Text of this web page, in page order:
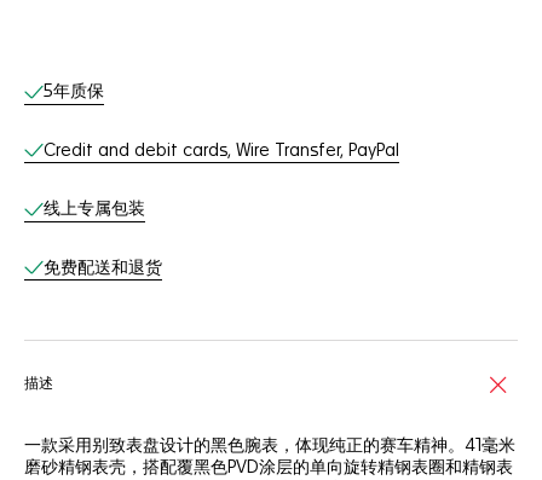
线上服务
5年质保
Credit and debit cards, Wire Transfer, PayPal
线上专属包装
免费配送和退货
描述
一款采用别致表盘设计的黑色腕表，体现纯正的赛车精神。41毫米
磨砂精钢表壳，搭配覆黑色PVD涂层的单向旋转精钢表圈和精钢表